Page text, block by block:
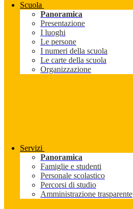
Scuola
Panoramica
Presentazione
I luoghi
Le persone
I numeri della scuola
Le carte della scuola
Organizzazione
Servizi
Panoramica
Famiglie e studenti
Personale scolastico
Percorsi di studio
Amministrazione trasparente